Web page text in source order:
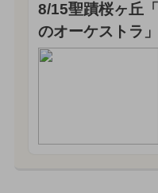
8/15聖蹟桜ヶ丘
のオーケストラ